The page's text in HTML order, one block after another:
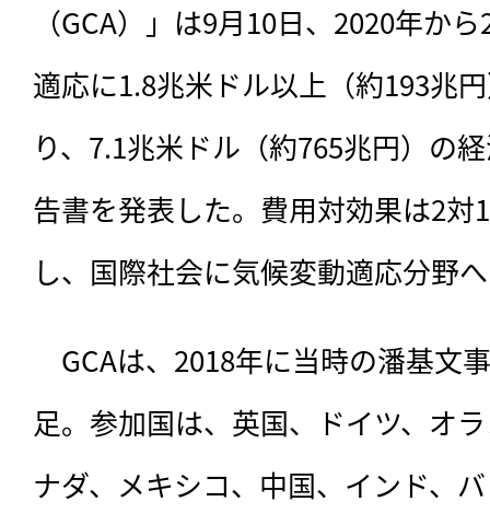
（GCA）」は9月10日、2020年か
適応に1.8兆米ドル以上（約193兆
り、7.1兆米ドル（約765兆円）の
告書を発表した。費用対効果は2対
し、国際社会に気候変動適応分野
GCAは、2018年に当時の潘基文
足。参加国は、英国、ドイツ、オ
ナダ、メキシコ、中国、インド、